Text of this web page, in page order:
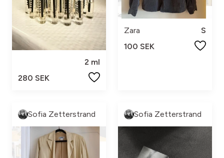
2 ml
280 SEK
Zara
S
100 SEK
Sofia Zetterstrand Sofia Zetterstrand